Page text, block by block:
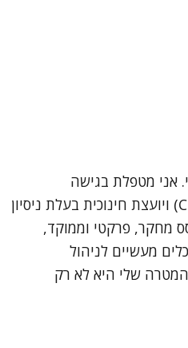
אני מטפלת בגישה
קוגניטיבית-התנהגותית (CBT) ויועצת חינוכית בעלת ניסיון
מחקר, פרקטי וממוקד,
מעשיים לניהול
שלי היא לא רק